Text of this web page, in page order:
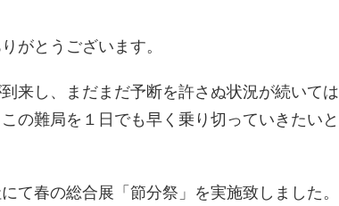
がとうございます。
来し、まだまだ予断を許さぬ状況が続いては
の難局を１日でも早く乗り切っていきたいと
春の総合展「節分祭」を実施致しました。